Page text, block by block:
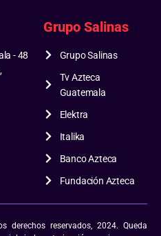
- 48
Grupo Salinas
Grupo Salinas
Tv Azteca
Guatemala
Elektra
Italika
Banco Azteca
Fundación Azteca
derechos reservados, 2024. Queda